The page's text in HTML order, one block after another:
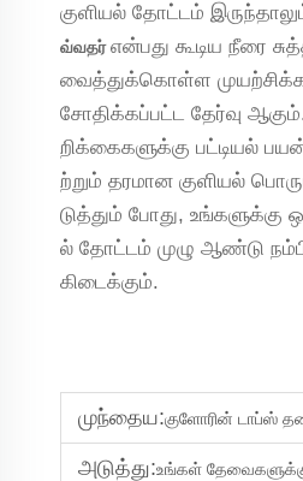
குளியல் தோட்டம்
வ்வதர்என்பது கூடிய நீரை
வைத்துக்கொள்ள
சோதிக்கப்பட்ட தேர்வு
றிக்கைகளுக்கு பட்டியல்
ற்றும் தரமான குளியல்
டுத்தும் போது, உங்களுக்கு
ல் தோட்டம் முழு ஆண்டு
கிடைக்கும்.
முந்தைய:குளோரின் டாப்ஸ் தண்ணீர்
அடுத்து:உங்கள் தேவைகளுக்கு ஏற்படுத்தும்